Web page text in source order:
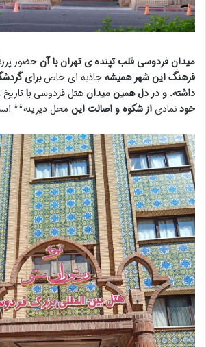
میدان فردوسی قلب تپنده ی تهران با آنحضور
فرهنگ این شهر همیشهجاذبه ای خاصبرای
داشته. و در دل همین میدانهتل فردوسیبا
خودنمادیاز شکوه و اصالت این محل دیرینه**